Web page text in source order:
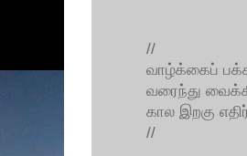
//
வாழ்க்கைப்
வரைந்து
கால இறகு
//